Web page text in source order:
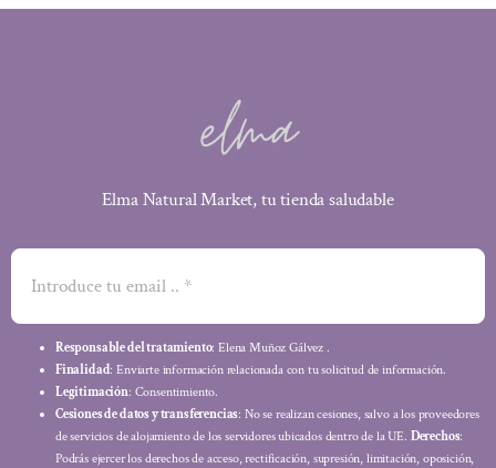
Elma Natural Market, tu tienda saludable
Responsable del tratamiento: Elena Muñoz Gálvez .
Finalidad: Enviarte información relacionada con tu solicitud de información.
Legitimación: Consentimiento.
Cesiones de datos y transferencias: No se realizan cesiones, salvo a los proveedores
de servicios de alojamiento de los servidores ubicados dentro de la UE. Derechos:
Podrás ejercer los derechos de acceso, rectificación, supresión, limitación, oposición,